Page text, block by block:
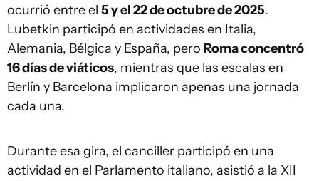
ocurrió entre el 5 y el 22 de octubre de 2025.
Lubetkin participó en actividades en Italia,
Alemania, Bélgica y España, pero Roma concentró
16 días de viáticos, mientras que las escalas en
Berlín y Barcelona implicaron apenas una jornada
cada una.
Durante esa gira, el canciller participó en una
actividad en el Parlamento italiano, asistió a la XII